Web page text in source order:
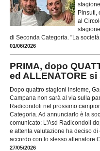
Pinsuti,
al
di Seconda Categoria. "La
01/06/2026
PRIMA, dopo
ed ALLENATORE si
Dopo quattro stagioni insieme,
Campana non sarà al via sulla
Radicondoli nel prossimo
Categoria. Ad annunciarlo è la
comunicato: L'Asd Radicondoli
e attenta valutazione ha deciso di
accordo con lo stesso allenatore
27/05/2026